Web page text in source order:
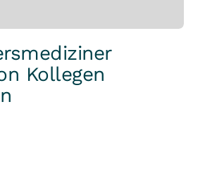
Kollegen